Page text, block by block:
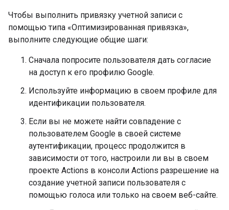
Чтобы выполнить привязку учетной записи с
помощью типа «Оптимизированная привязка»,
выполните следующие общие шаги:
Сначала попросите пользователя дать согласие
на доступ к его профилю Google.
Используйте информацию в своем профиле для
идентификации пользователя.
Если вы не можете найти совпадение с
пользователем Google в своей системе
аутентификации, процесс продолжится в
зависимости от того, настроили ли вы в своем
проекте Actions в консоли Actions разрешение на
создание учетной записи пользователя с
помощью голоса или только на своем веб-сайте.